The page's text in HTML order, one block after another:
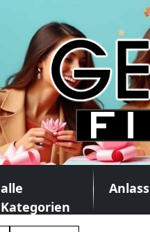
alle
Kategorien
Anlass